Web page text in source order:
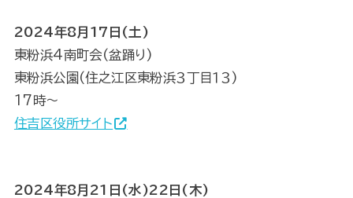
2024年8月17日(土)
東粉浜4南町会(盆踊り)
東粉浜公園(住之江区東粉浜３丁目１３)
17時～
住吉区役所サイト
2024年8月21日(水)22日(木)